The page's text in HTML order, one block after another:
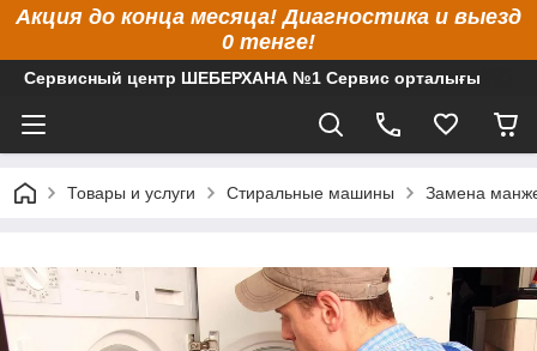
Акция до конца месяца! Диагностика и выезд
0 тенге!
Сервисный центр ШЕБЕРХАНА №1 Сервис орталығы
Товары и услуги Стиральные машины Замена